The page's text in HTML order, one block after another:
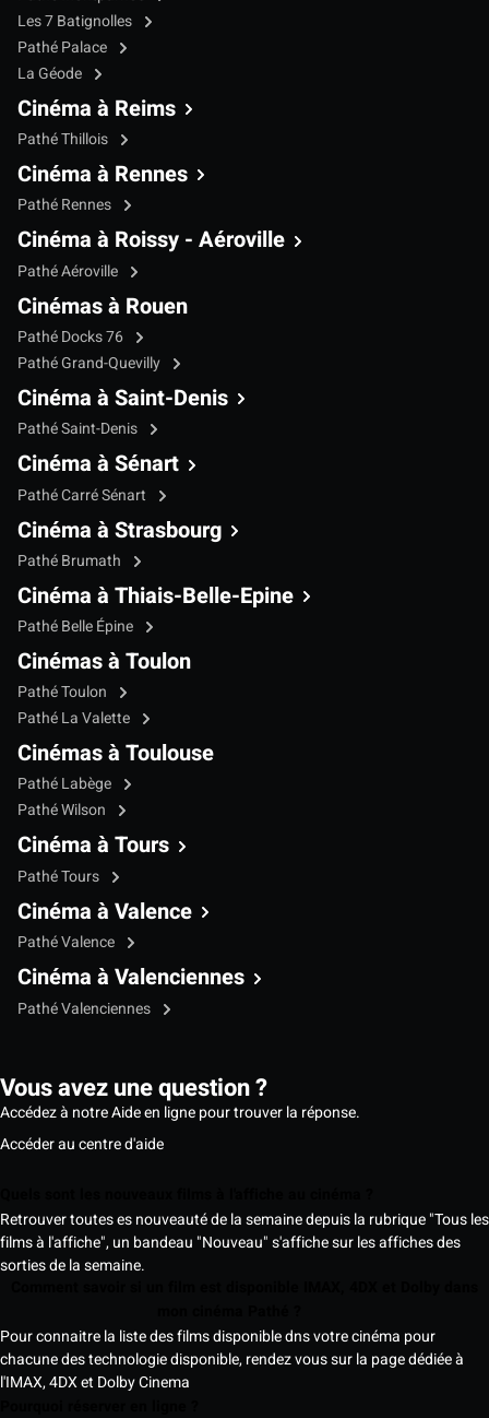
Les 7 Batignolles
Pathé Palace
La Géode
Cinéma à Reims
Pathé Thillois
Cinéma à Rennes
Pathé Rennes
Cinéma à Roissy - Aéroville
Pathé Aéroville
Cinémas à Rouen
Pathé Docks 76
Pathé Grand-Quevilly
Cinéma à Saint-Denis
Pathé Saint-Denis
Cinéma à Sénart
Pathé Carré Sénart
Cinéma à Strasbourg
Pathé Brumath
Cinéma à Thiais-Belle-Epine
Pathé Belle Épine
Cinémas à Toulon
Pathé Toulon
Pathé La Valette
Cinémas à Toulouse
Pathé Labège
Pathé Wilson
Cinéma à Tours
Pathé Tours
Cinéma à Valence
Pathé Valence
Cinéma à Valenciennes
Pathé Valenciennes
Vous avez une question ?
Accédez à notre Aide en ligne pour trouver la réponse.
Accéder au centre d'aide
Retrouver toutes es nouveauté de la semaine depuis la rubrique "Tous les
films à l'affiche", un bandeau "Nouveau" s'affiche sur les affiches des
sorties de la semaine.
Pour connaitre la liste des films disponible dns votre cinéma pour
chacune des technologie disponible, rendez vous sur la page dédiée à
l'IMAX, 4DX et Dolby Cinema